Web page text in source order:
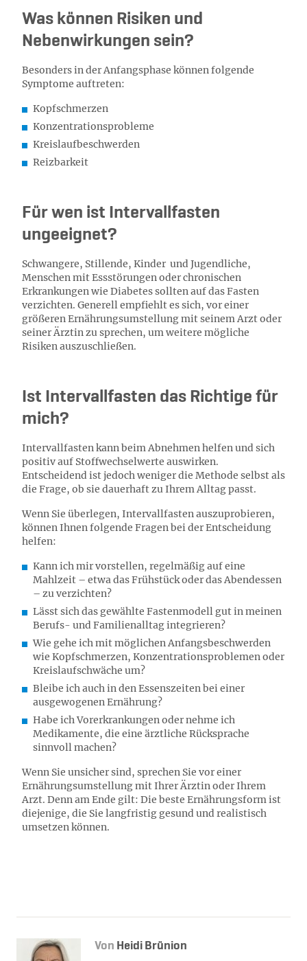
Was können Risiken und
Nebenwirkungen sein?
Besonders in der Anfangsphase können folgende
Symptome auftreten:
Kopfschmerzen
Konzentrationsprobleme
Kreislaufbeschwerden
Reizbarkeit
Für wen ist Intervallfasten
ungeeignet?
Schwangere, Stillende, Kinder und Jugendliche,
Menschen mit Essstörungen oder chronischen
Erkrankungen wie Diabetes sollten auf das Fasten
verzichten. Generell empfiehlt es sich, vor einer
größeren Ernährungsumstellung mit seinem Arzt oder
seiner Ärztin zu sprechen, um weitere mögliche
Risiken auszuschließen.
Ist Intervallfasten das Richtige für
mich?
Intervallfasten kann beim Abnehmen helfen und sich
positiv auf Stoffwechselwerte auswirken.
Entscheidend ist jedoch weniger die Methode selbst als
die Frage, ob sie dauerhaft zu Ihrem Alltag passt.
Wenn Sie überlegen, Intervallfasten auszuprobieren,
können Ihnen folgende Fragen bei der Entscheidung
helfen:
Kann ich mir vorstellen, regelmäßig auf eine
Mahlzeit – etwa das Frühstück oder das Abendessen
– zu verzichten?
Lässt sich das gewählte Fastenmodell gut in meinen
Berufs- und Familienalltag integrieren?
Wie gehe ich mit möglichen Anfangsbeschwerden
wie Kopfschmerzen, Konzentrationsproblemen oder
Kreislaufschwäche um?
Bleibe ich auch in den Essenszeiten bei einer
ausgewogenen Ernährung?
Habe ich Vorerkrankungen oder nehme ich
Medikamente, die eine ärztliche Rücksprache
sinnvoll machen?
Wenn Sie unsicher sind, sprechen Sie vor einer
Ernährungsumstellung mit Ihrer Ärztin oder Ihrem
Arzt. Denn am Ende gilt: Die beste Ernährungsform ist
diejenige, die Sie langfristig gesund und realistisch
umsetzen können.
Von Heidi Brünion